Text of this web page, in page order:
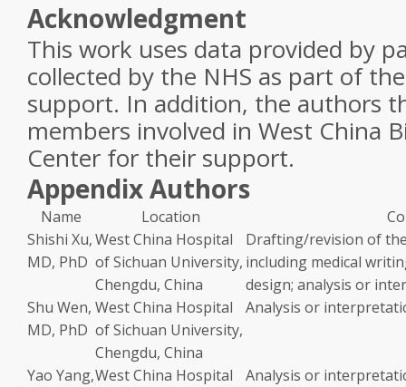
Acknowledgment
This work uses data provided by
collected by the NHS as part of
support. In addition, the authors
members involved in West China
Center for their support.
Appendix Authors
Name Location
Shishi Xu,
MD, PhD
West China Hospital
of Sichuan University,
Chengdu, China
Drafting/revision of
including medical
design; analysis or
Shu Wen,
MD, PhD
West China Hospital
of Sichuan University,
Chengdu, China
Analysis or
Yao Yang,West China Hospital
Analysis or